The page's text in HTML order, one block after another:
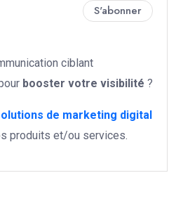
S'abonner
ciblant
booster votre visibilité ?
de marketing digital
produits et/ou services.